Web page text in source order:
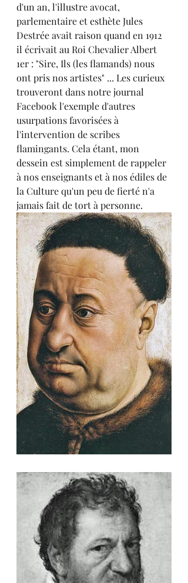
d'un an, l'illustre avocat,
parlementaire et esthète Jules
Destrée avait raison quand en 1912
il écrivait au Roi Chevalier Albert
1er : "Sire, Ils (les flamands) nous
ont pris nos artistes" ... Les curieux
trouveront dans notre journal
Facebook l'exemple d'autres
usurpations favorisées à
l'intervention de scribes
flamingants. Cela étant, mon
dessein est simplement de rappeler
à nos enseignants et à nos édiles de
la Culture qu'un peu de fierté n'a
jamais fait de tort à personne.